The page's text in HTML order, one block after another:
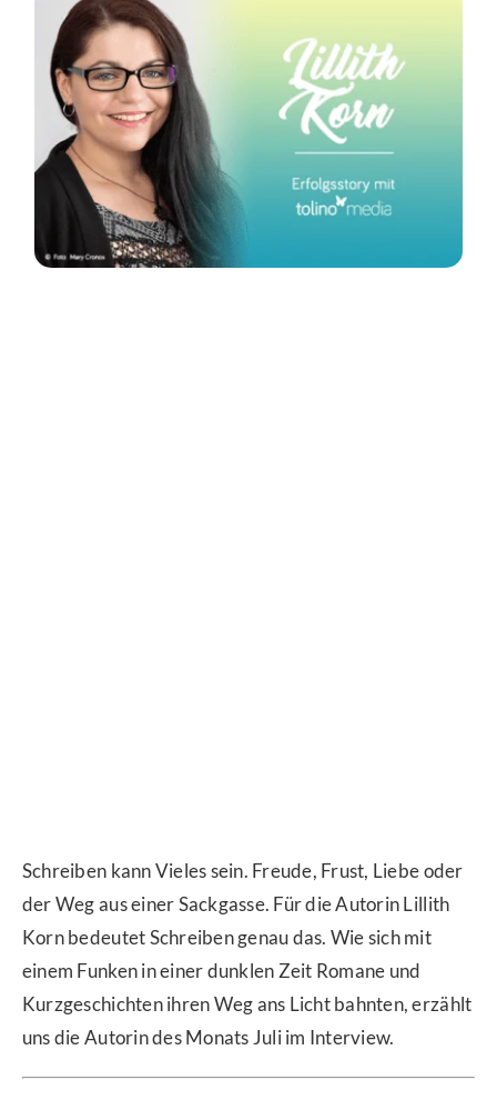
Schreiben kann Vieles sein. Freude, Frust, Liebe oder
der Weg aus einer Sackgasse. Für die Autorin Lillith
Korn bedeutet Schreiben genau das. Wie sich mit
einem Funken in einer dunklen Zeit Romane und
Kurzgeschichten ihren Weg ans Licht bahnten, erzählt
uns die Autorin des Monats Juli im Interview.